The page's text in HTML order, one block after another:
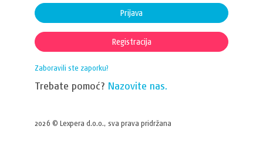
Prijava
Registracija
Zaboravili ste zaporku?
Trebate pomoć? Nazovite nas.
2026 © Lexpera d.o.o., sva prava pridržana